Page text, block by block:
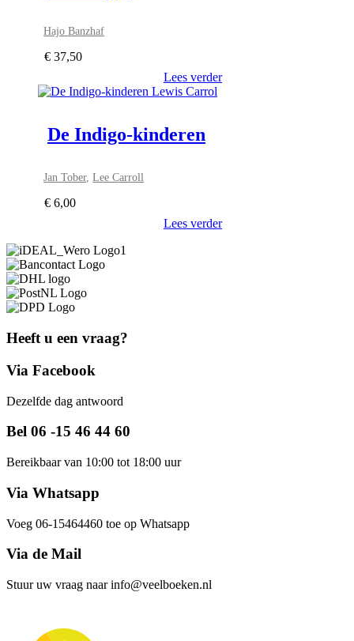
Hajo Banzhaf
€ 37,50
Lees verder
De Indigo-kinderen
Jan Tober,Lee Carroll
€ 6,00
Lees verder
Heeft u een vraag?
Via Facebook
Dezelfde dag antwoord
Bel 06 -15 46 44 60
Bereikbaar van 10:00 tot 18:00 uur
Via Whatsapp
Voeg 06-15464460 toe op Whatsapp
Via de Mail
Stuur uw vraag naar info@veelboeken.nl